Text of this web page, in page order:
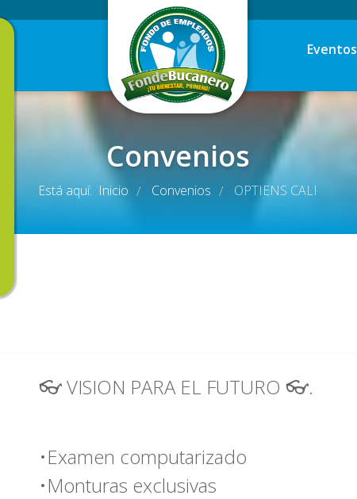
Eventos
Convenios
Está aquí: Inicio / Convenios / OPTIENS CALI
👓 VISION PARA EL FUTURO 👓.
•Examen computarizado
•Monturas exclusivas